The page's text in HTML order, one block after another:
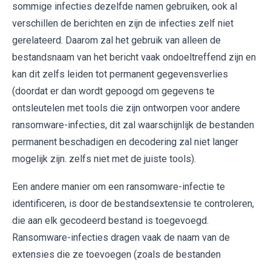
sommige infecties dezelfde namen gebruiken, ook al
verschillen de berichten en zijn de infecties zelf niet
gerelateerd. Daarom zal het gebruik van alleen de
bestandsnaam van het bericht vaak ondoeltreffend zijn en
kan dit zelfs leiden tot permanent gegevensverlies
(doordat er dan wordt gepoogd om gegevens te
ontsleutelen met tools die zijn ontworpen voor andere
ransomware-infecties, dit zal waarschijnlijk de bestanden
permanent beschadigen en decodering zal niet langer
mogelijk zijn. zelfs niet met de juiste tools).
Een andere manier om een ​​ransomware-infectie te
identificeren, is door de bestandsextensie te controleren,
die aan elk gecodeerd bestand is toegevoegd.
Ransomware-infecties dragen vaak de naam van de
extensies die ze toevoegen (zoals de bestanden